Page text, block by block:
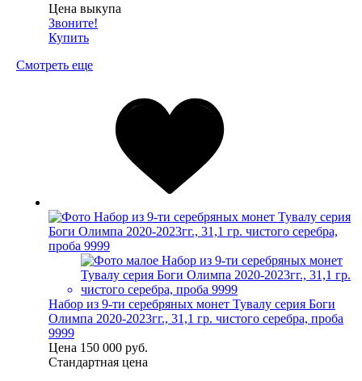
Цена выкупа
Звоните!
Купить
Смотреть еще
Набор из 9-ти серебряных монет Тувалу серия Боги
Олимпа 2020-2023гг., 31,1 гр. чистого серебра, проба
9999
Цена 150 000 руб.
Стандартная цена